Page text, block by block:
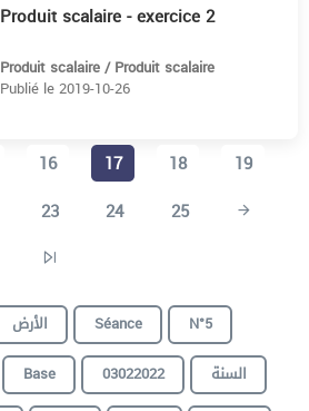
Produit scalaire - exercice 2
Produit scalaire / Produit scalaire
Publié le 2019-10-26
16 17 18
19
23 24 25
الأرض Séance
N°5
Base 03022022
السنة